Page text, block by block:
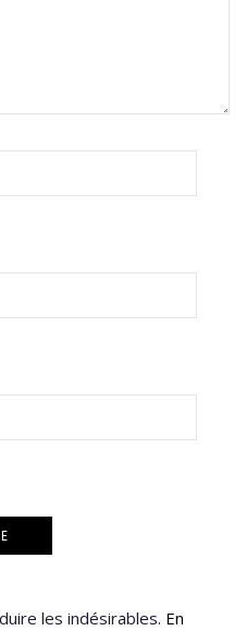
les indésirables. En